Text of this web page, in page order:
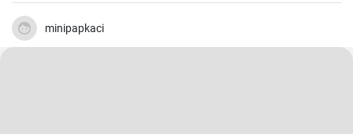
minipapkaci